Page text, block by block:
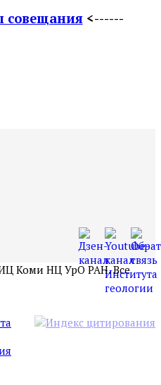
совещания<------
Коми НЦ УрО РАН. Все